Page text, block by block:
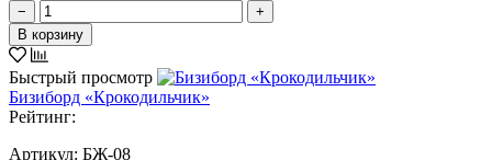
−
+
В корзину
Быстрый просмотр
Бизиборд «Крокодильчик»
Рейтинг:
Артикул: БЖ-08